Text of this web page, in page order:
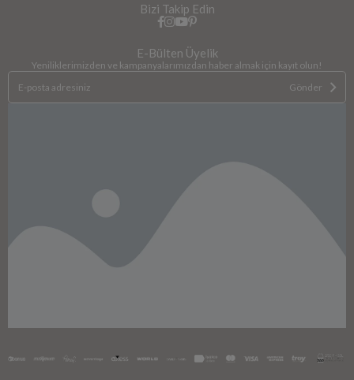
Bizi Takip Edin
E-Bülten Üyelik
Yeniliklerimizden ve kampanyalarımızdan haber almak için kayıt olun!
Gönder